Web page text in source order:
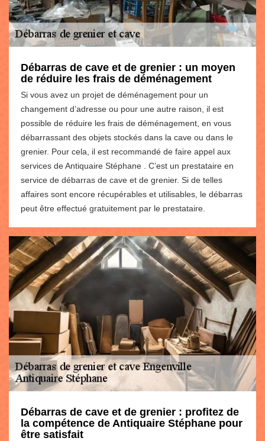
Débarras de cave et de grenier : un moyen
de réduire les frais de déménagement
Si vous avez un projet de déménagement pour un
changement d’adresse ou pour une autre raison, il est
possible de réduire les frais de déménagement, en vous
débarrassant des objets stockés dans la cave ou dans le
grenier. Pour cela, il est recommandé de faire appel aux
services de Antiquaire Stéphane . C’est un prestataire en
service de débarras de cave et de grenier. Si de telles
affaires sont encore récupérables et utilisables, le débarras
peut être effectué gratuitement par le prestataire.
Débarras de cave et de grenier : profitez de
la compétence de Antiquaire Stéphane pour
être satisfait